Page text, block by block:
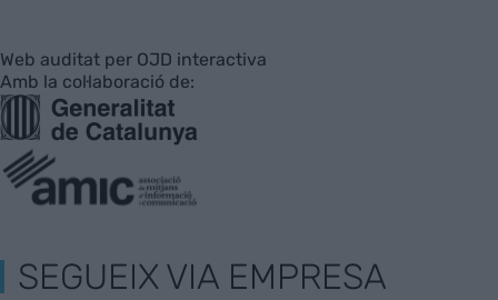
Web auditat per OJD interactiva
Amb la col·laboració de:
SEGUEIX VIA EMPRESA